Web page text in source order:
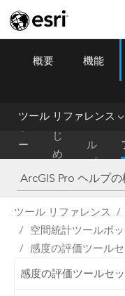
ArcGIS Pro Menu
概要 機能
ツール リファレンス
ー
ム
は
じ
め
に
ル
プ
ツール リファレンス
空間統計ツールボ
感度の評価ツール
感度の評価ツールセ